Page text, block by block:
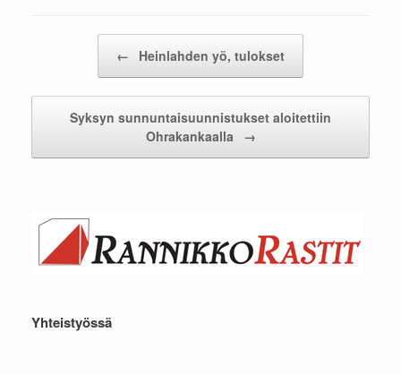
← Heinlahden yö, tulokset
Syksyn sunnuntaisuunnistukset aloitettiin
Ohrakankaalla
→
Yhteistyössä